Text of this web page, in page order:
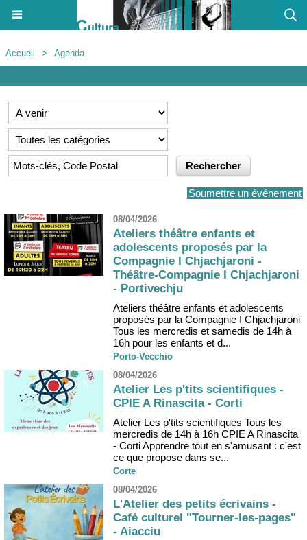
Accueil > Agenda
Soumettre un événement
08/04/2026
Ateliers théâtre enfants et
adolescents proposés par la
Compagnie I Chjachjaroni -
Théâtre-Compagnie I Chjachjaroni
- Portivechju
Ateliers théâtre enfants et adolescents
proposés par la Compagnie I Chjachjaroni
Tous les mercredis et samedis de 14h à
16h pour les enfants et d...
Porto-Vecchio
08/04/2026
Atelier Les p'tits scientifiques -
CPIE A Rinascita - Corti
Atelier Les p'tits scientifiques Tous les
mercredis de 14h à 16h CPIE A Rinascita
- Corti Apprendre tout en s'amusant : c'est
ce que propose dans se...
Corte
08/04/2026
L'Atelier des petits écrivains -
Café culturel "Tourner-les-pages"
- Aiacciu